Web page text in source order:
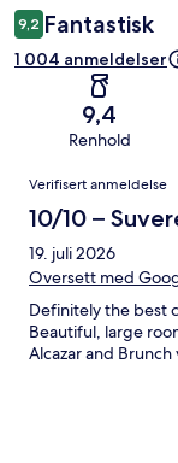
9,2 Fantastisk
1 004 anmeldelser
9,4
Renhold
Anmeldelser
Verifisert anmeldelse
10/10 –
19. juli 2026
Oversett med
Definitely the best
Beautiful, large
Alcazar and Brunch